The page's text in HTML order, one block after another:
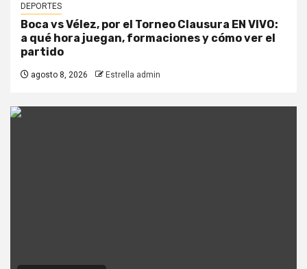
DEPORTES
Boca vs Vélez, por el Torneo Clausura EN VIVO:
a qué hora juegan, formaciones y cómo ver el
partido
agosto 8, 2026 Estrella admin